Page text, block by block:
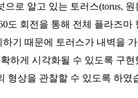
로 알고 있는 토러스(torus,
도 회전을 통해 전체 플라즈마
기 때문에 토러스가 내벽을
하게 시각화될 수 있도록 구
형상을 관찰할 수 있도록 하였